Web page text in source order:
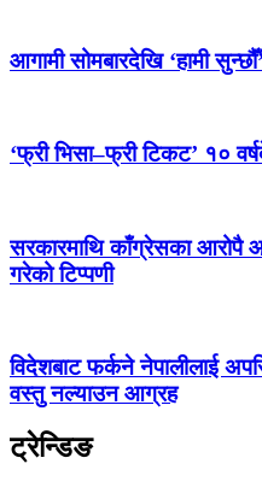
आगामी सोमबारदेखि ‘हामी
‘फ्री भिसा–फ्री टिकट’ १०
सरकारमाथि काँग्रेसका आरोपै
गरेको टिप्पणी
विदेशबाट फर्कने नेपालीलाई
वस्तु नल्याउन आग्रह
ट्रेन्डिङ